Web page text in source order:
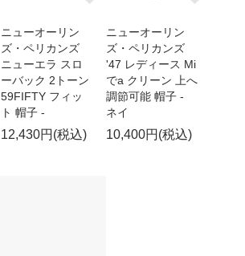
ニューオーリン
ズ・ペリカンズ
ニューエラ スロ
ーバック 2トーン
59FIFTY フィッ
ト 帽子 -
12,430円(税込)
ニューオーリン
ズ・ペリカンズ
'47 レディース Mi
でa クリーン 上へ
調節可能 帽子 -
ネイ
10,400円(税込)